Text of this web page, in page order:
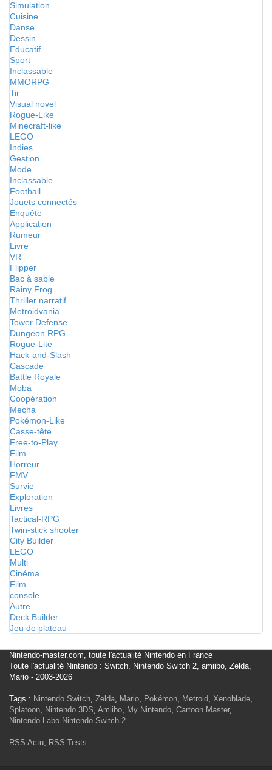
Simulation
Cuisine
Danse
Dessin
Educatif
Sport
Inclassable
MMORPG
Tir
Visual novel
Rogue-Like
Minecraft-like
LEGO
Indies
Gestion
Mode
Inclassable
Football
Jouets connectés
Enquête
Application
Rumeur
Livre
VR
Flipper
Bac à sable
Rainy Frog
Thriller narratif
Metroidvania
Tower Defense
Dungeon RPG
Rogue-Lite
Hack-and-Slash
Cascade
Battle Royale
Moba
Coopération
Mecha
Pokémon-Like
Casse-tête
Free-to-Play
Film
Horreur
FMV
Survie
Exploration
Livres
Tactical-RPG
Twin-stick shooter
City Builder
LEGO
Multi
Cinéma
Film
console
Autre
Deck Builder
Jeu de plateau
Nintendo-master.com, toute l'actualité Nintendo en France
Toute l'actualité Nintendo : Switch, Nintendo Switch 2, amiibo, Zelda,
Mario - 2003-2026
Tags : Nintendo Switch, Zelda, Mario, Pokémon, Metroid, Xenoblade,
Splatoon, Nintendo 3DS, Amiibo, My Nintendo, Cartoon Master,
Nintendo Labo Nintendo Switch 2
RSS Actu, RSS Tests